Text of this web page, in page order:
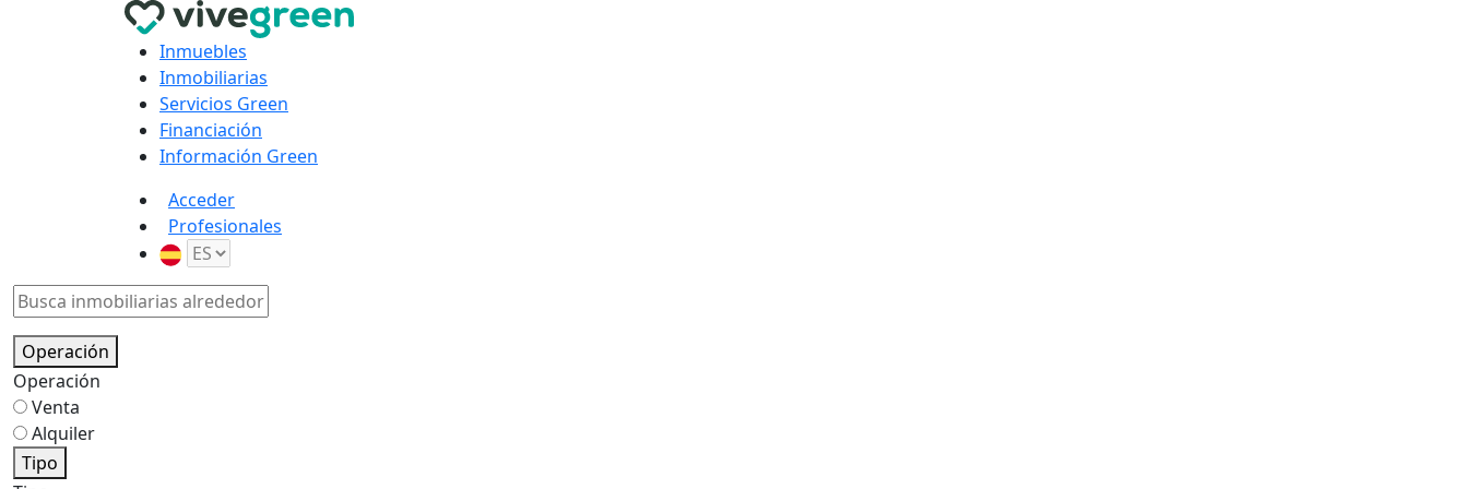
Inmuebles
Inmobiliarias
Servicios Green
Financiación
Información Green
Acceder
Profesionales
Operación
Operación
Venta
Alquiler
Tipo